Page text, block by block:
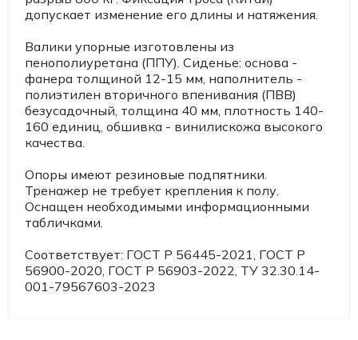
допускает изменение его длины и натяжения.
Валики упорные изготовлены из
пенополиуретана (ППУ). Сиденье: основа -
фанера толщиной 12-15 мм, наполнитель -
полиэтилен вторичного впенивания (ПВВ)
безусадочный, толщина 40 мм, плотность 140-
160 единиц, обшивка - винилискожа высокого
качества.
Опоры имеют резиновые подпятники.
Тренажер не требует крепления к полу.
Оснащен необходимыми информационными
табличками.
Соответствует: ГОСТ Р 56445-2021, ГОСТ Р
56900-2020, ГОСТ Р 56903-2022, ТУ 32.30.14-
001-79567603-2023